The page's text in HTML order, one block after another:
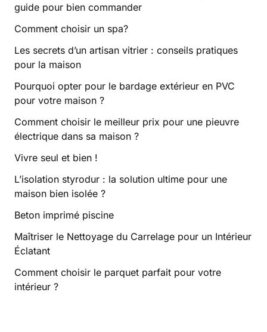
guide pour bien commander
Comment choisir un spa?
Les secrets d’un artisan vitrier : conseils pratiques
pour la maison
Pourquoi opter pour le bardage extérieur en PVC
pour votre maison ?
Comment choisir le meilleur prix pour une pieuvre
électrique dans sa maison ?
Vivre seul et bien !
L’isolation styrodur : la solution ultime pour une
maison bien isolée ?
Beton imprimé piscine
Maîtriser le Nettoyage du Carrelage pour un Intérieur
Éclatant
Comment choisir le parquet parfait pour votre
intérieur ?